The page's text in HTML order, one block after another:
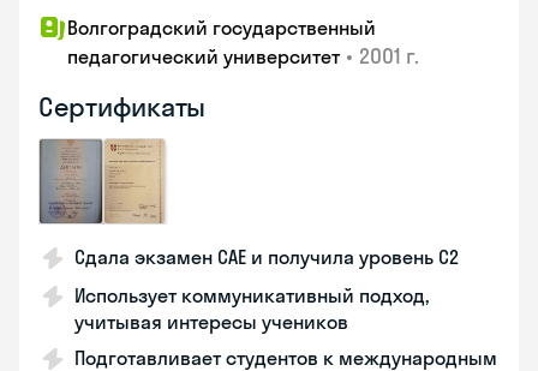
Волгоградский государственный
педагогический университет • 2001 г.
Сертификаты
Сдала экзамен CAE и получила уровень С2
Использует коммуникативный подход,
учитывая интересы учеников
Подготавливает студентов к международным